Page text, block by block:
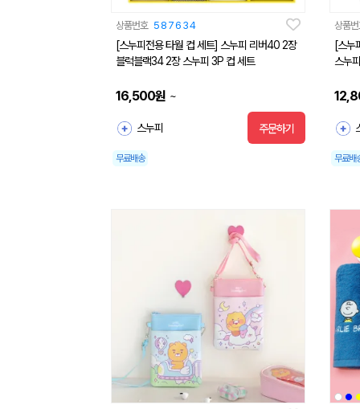
상품번호 587634
[스누피전용 타월 컵 세트] 스누피 리버40 2장
블럭블랙34 2장 스누피 3P 컵 세트
16,500원 ~
스누피 주문하기
무료배송
상품
[스누
스누
무료배